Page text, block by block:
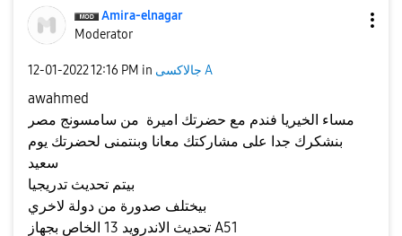
Amira-elnagar
Moderator
‎12-01-202212:16 PM in جالاكسى A
awahmed
مساء الخيريا فندم مع حضرتك اميرة من سامسونج مصر
بنشكرك جدا على مشاركتك معانا وبنتمنى لحضرتك يوم
سعيد
بيختلف صدورة من دولة لاخري
تحديث الاندرويد 13 الخاص بجهاز A51